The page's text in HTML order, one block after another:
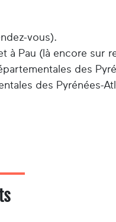
vous).
à Pau (là encore sur
des
des Pyrénées-